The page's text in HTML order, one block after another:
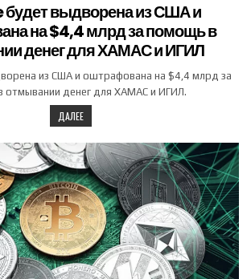
выдворена из США и
на $4,4 млрд за помощь в
денег для ХАМАС и ИГИЛ
из США и оштрафована на $4,4 млрд за
отмывании денег для ХАМАС и ИГИЛ.
ДАЛЕЕ